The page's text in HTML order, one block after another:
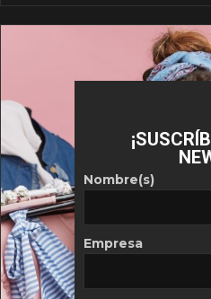
Nombre(s)
Empresa